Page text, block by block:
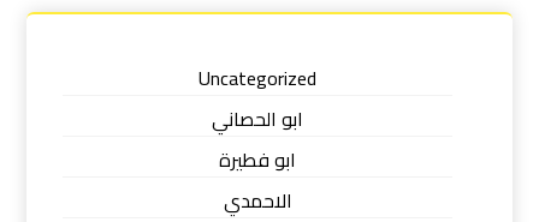
Uncategorized
ابو الحصاني
ابو فطيرة
الاحمدي